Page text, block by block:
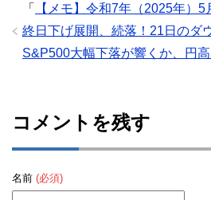
「
【メモ】令和7年（2025年）5
終日下げ展開、続落！21日のダ
S&P500大幅下落が響くか、円高
コメントを残す
名前 (必須)